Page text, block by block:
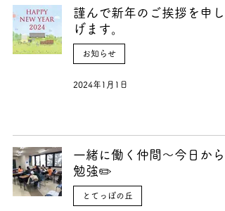
謹んで新年のご挨拶を申し
げます。
お知らせ
2024年1月1日
一緒に働く仲間〜今日から
勉強✏️
とてっぽの丘